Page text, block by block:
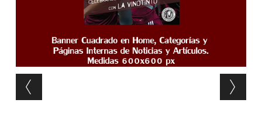
Post navigation